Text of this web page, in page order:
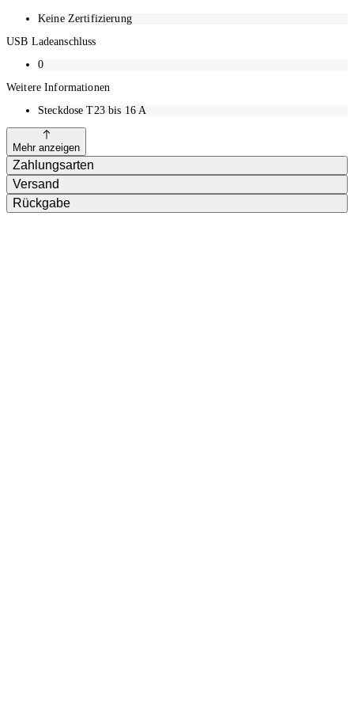
Keine Zertifizierung
USB Ladeanschluss
0
Weitere Informationen
Steckdose T23 bis 16 A
Mehr anzeigen
Zahlungsarten
Versand
Rückgabe